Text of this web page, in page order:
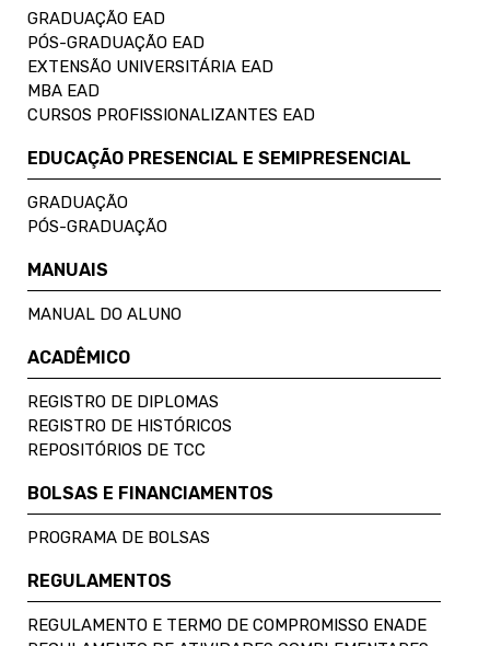
GRADUAÇÃO EAD
PÓS-GRADUAÇÃO EAD
EXTENSÃO UNIVERSITÁRIA EAD
MBA EAD
CURSOS PROFISSIONALIZANTES EAD
EDUCAÇÃO PRESENCIAL E SEMIPRESENCIAL
GRADUAÇÃO
PÓS-GRADUAÇÃO
MANUAIS
MANUAL DO ALUNO
ACADÊMICO
REGISTRO DE DIPLOMAS
REGISTRO DE HISTÓRICOS
REPOSITÓRIOS DE TCC
BOLSAS E FINANCIAMENTOS
PROGRAMA DE BOLSAS
REGULAMENTOS
REGULAMENTO E TERMO DE COMPROMISSO ENADE